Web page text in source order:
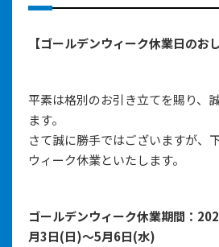
【ゴールデンウィーク休業日のお
平素は格別のお引き立てを賜り、
ます。
さて誠に勝手ではございますが、
ウィーク休業といたします。
ゴールデンウィーク休業期間：
月3日(日)～5月6日(水)